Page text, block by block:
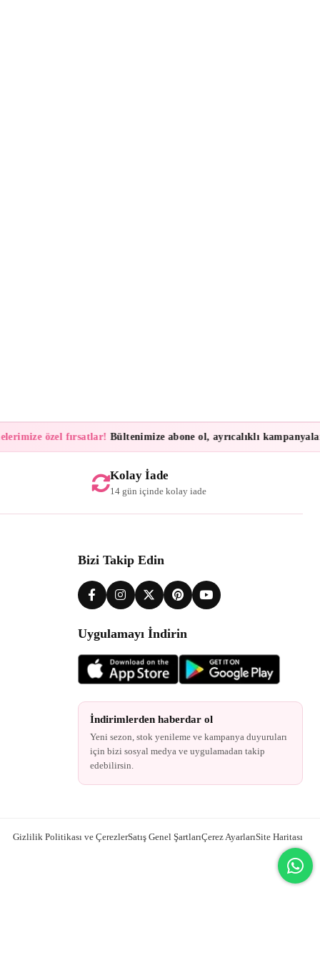
özel fırsatlar!Bültenimize abone ol, ayrıcalıklı kampanyalar
Kolay İade
14 gün içinde kolay iade
Bizi Takip Edin
Uygulamayı İndirin
İndirimlerden haberdar ol
Yeni sezon, stok yenileme ve kampanya duyuruları
için bizi sosyal medya ve uygulamadan takip
edebilirsin.
Gizlilik Politikası ve ÇerezlerSatış Genel ŞartlarıÇerez AyarlarıSite Haritası